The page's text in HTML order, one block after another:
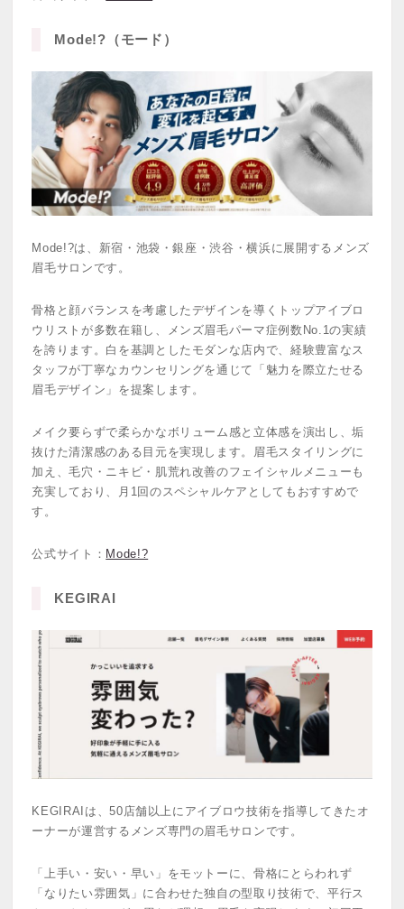
Mode!?（モード）
Mode!?は、新宿・池袋・銀座・渋谷・横浜に展開するメンズ
眉毛サロンです。
骨格と顔バランスを考慮したデザインを導くトップアイブロ
ウリストが多数在籍し、メンズ眉毛パーマ症例数No.1の実績
を誇ります。白を基調としたモダンな店内で、経験豊富なス
タッフが丁寧なカウンセリングを通じて「魅力を際立たせる
眉毛デザイン」を提案します。
メイク要らずで柔らかなボリューム感と立体感を演出し、垢
抜けた清潔感のある目元を実現します。眉毛スタイリングに
加え、毛穴・ニキビ・肌荒れ改善のフェイシャルメニューも
充実しており、月1回のスペシャルケアとしてもおすすめで
す。
公式サイト： Mode!?
KEGIRAI
KEGIRAIは、50店舗以上にアイブロウ技術を指導してきたオ
ーナーが運営するメンズ専門の眉毛サロンです。
「上手い・安い・早い」をモットーに、骨格にとらわれず
「なりたい雰囲気」に合わせた独自の型取り技術で、平行ス